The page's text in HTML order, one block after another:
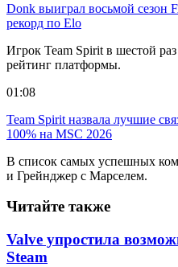
Donk выиграл восьмой сезон
рекорд по Elo
Игрок Team Spirit в шестой
рейтинг платформы.
01:08
Team Spirit назвала лучшие
100% на MSC 2026
В список самых успешных
и Грейнджер с Марселем.
Читайте также
Valve упростила
Steam